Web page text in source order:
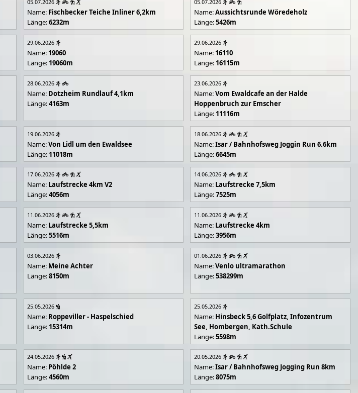
05.07.2026
Name: Fischbecker Teiche Inliner 6,2km
Länge:6232m
05.07.2026
Name:Aussichtsrunde Wöredeholz
Länge:5426m
29.06.2026
Name: 19060
Länge: 19060m
29.06.2026
Name: 16110
Länge: 16115m
28.06.2026
Name: Dotzheim Rundlauf 4,1km
Länge:4163m
23.06.2026
Name:Vom Ewaldcafe an der Halde
Hoppenbruch zur Emscher
Länge: 11116m
19.06.2026
Name:Von Lidl um den Ewaldsee
Länge: 11018m
18.06.2026
Name:Isar / Bahnhofsweg Joggin Run 6.6km
Länge:6645m
17.06.2026
Name: Laufstrecke 4km V2
Länge:4056m
14.06.2026
Name: Laufstrecke 7,5km
Länge:7525m
11.06.2026
Name: Laufstrecke 5,5km
Länge:5516m
11.06.2026
Name: Laufstrecke 4km
Länge:3956m
03.06.2026
Name: Meine Achter
Länge:8150m
01.06.2026
Name:Venlo ultramarathon
Länge:538299m
25.05.2026
Name: Roppeviller - Haspelschied
Länge: 15314m
25.05.2026
Name: Hinsbeck 5,6 Golfplatz, Infozentrum
See, Hombergen, Kath.Schule
Länge:5598m
24.05.2026
Name: Pöhlde 2
Länge:4560m
20.05.2026
Name:Isar / Bahnhofsweg Jogging Run 8km
Länge:8075m